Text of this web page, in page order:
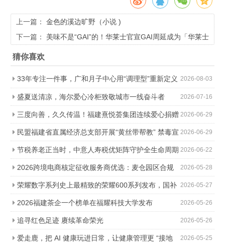
上一篇： 金色的溪边旷野（小说 )
下一篇： 美味不是“GAI”的！华莱士官宣GAI周延成为「华莱士
说唱品鉴官」
猜你喜欢
2026-08-03
33年专注一件事，广和月子中心用“调理型”重新定义
科学坐月子 2026-07-16
盛夏送清凉，海尔爱心冷柜致敬城市一线奋斗者
2026-06-29
三度向善，久久传温！福建熹悦荟集团连续爱心捐赠
助力金秋助学 2026-06-29
民盟福建省直属经济总支部开展“黄丝带帮教” 禁毒宣
传进社区活动 2026-06-22
节税养老正当时，中意人寿税优矩阵守护全生命周期
2026-05-28
2026跨境电商核定征收服务商优选：麦仓园区合规
降负，轻松降本增效 2026-05-27
荣耀数字系列史上最精致的荣耀600系列发布，国补
价2294.15元起 2026-05-26
2026福建茶企一个榜单在福耀科技大学发布
2026-05-26
追寻红色足迹 赓续革命荣光
2026-05-25
爱走鹿，把 AI 健康玩进日常，让健康管理更 “接地